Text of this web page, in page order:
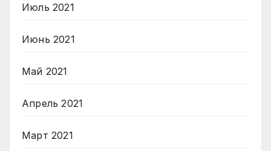
Июль 2021
Июнь 2021
Май 2021
Апрель 2021
Март 2021